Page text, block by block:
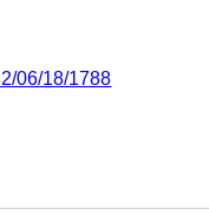
06/18/1788